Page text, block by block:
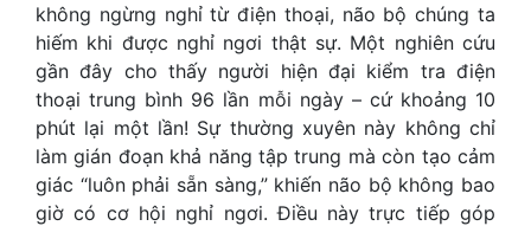
không ngừng nghỉ từ điện thoại, não bộ chúng ta
hiếm khi được nghỉ ngơi thật sự. Một nghiên cứu
gần đây cho thấy người hiện đại kiểm tra điện
thoại trung bình 96 lần mỗi ngày – cứ khoảng 10
phút lại một lần! Sự thường xuyên này không chỉ
làm gián đoạn khả năng tập trung mà còn tạo cảm
giác “luôn phải sẵn sàng,” khiến não bộ không bao
giờ có cơ hội nghỉ ngơi. Điều này trực tiếp góp